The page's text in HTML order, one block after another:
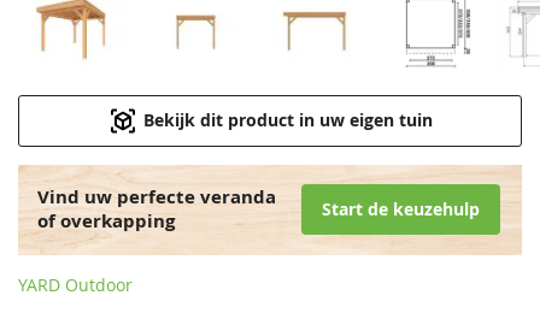
Bekijk dit product in uw eigen tuin
Vind uw perfecte veranda
of overkapping
Start de keuzehulp
YARD Outdoor